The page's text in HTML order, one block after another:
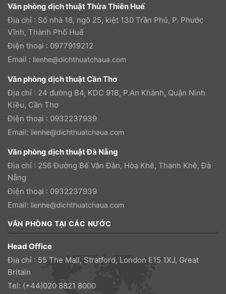
Văn phòng dịch thuật Thừa Thiên Huế
Địa chỉ : Số nhà 18, ngõ 25, kiệt 130 Trần Phú, P. Phước
Vĩnh, Thành Phố Huế
Điện thoại : 0977919212
Email : lienhe@dichthuatchaua.com
Văn phòng dịch thuật Cần Thơ
Địa chỉ : 24 đường B4, KDC 91B, P.An Khánh, Quận Ninh
Kiều, Cần Thơ
Điện thoại : 0932237939
Email: lienhe@dichthuatchaua.com
Văn phòng dịch thuật Đà Nẵng
Địa chỉ : 256 Đường Bế Văn Đàn, Hòa Khê, Thanh Khê, Đà
Nẵng
Điện thoại : 0932237939
Email: lienhe@dichthuatchaua.com
VĂN PHÒNG TẠI CÁC NƯỚC
Head Office
Địa chỉ : 55 The Mall, Stratford, London E15 1XJ, Great
Britain
Tel: (+44)020 8821 8000